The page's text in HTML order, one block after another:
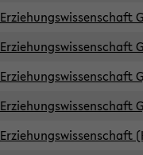
Erziehungswissenschaft
Erziehungswissenschaft
Erziehungswissenschaft
Erziehungswissenschaft
Erziehungswissenschaft